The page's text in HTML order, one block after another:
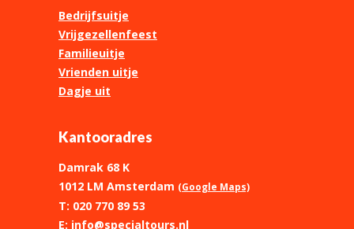
Bedrijfsuitje
Vrijgezellenfeest
Familieuitje
Vrienden uitje
Dagje uit
Kantooradres
Damrak 68 K
1012 LM Amsterdam (Google Maps)
T: 020 770 89 53
E: info@specialtours.nl